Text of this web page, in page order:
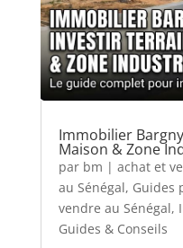
Immobilier
Maison & Zone
par bm | achat et
au Sénégal, Guides
vendre au Sénégal,
Guides & Conseils